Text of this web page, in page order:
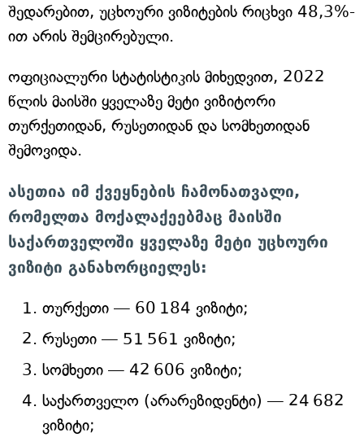
შედარებით, უცხოური ვიზიტების რიცხვი 48,3%-
ით არის შემცირებული.
ოფიციალური სტატისტიკის მიხედვით, 2022
წლის მაისში ყველაზე მეტი ვიზიტორი
თურქეთიდან, რუსეთიდან და სომხეთიდან
შემოვიდა.
ასეთია იმ ქვეყნების ჩამონათვალი,
რომელთა მოქალაქეებმაც მაისში
საქართველოში ყველაზე მეტი უცხოური
ვიზიტი განახორციელეს:
თურქეთი — 60 184 ვიზიტი;
რუსეთი — 51 561 ვიზიტი;
სომხეთი — 42 606 ვიზიტი;
საქართველო (არარეზიდენტი) — 24 682
ვიზიტი;